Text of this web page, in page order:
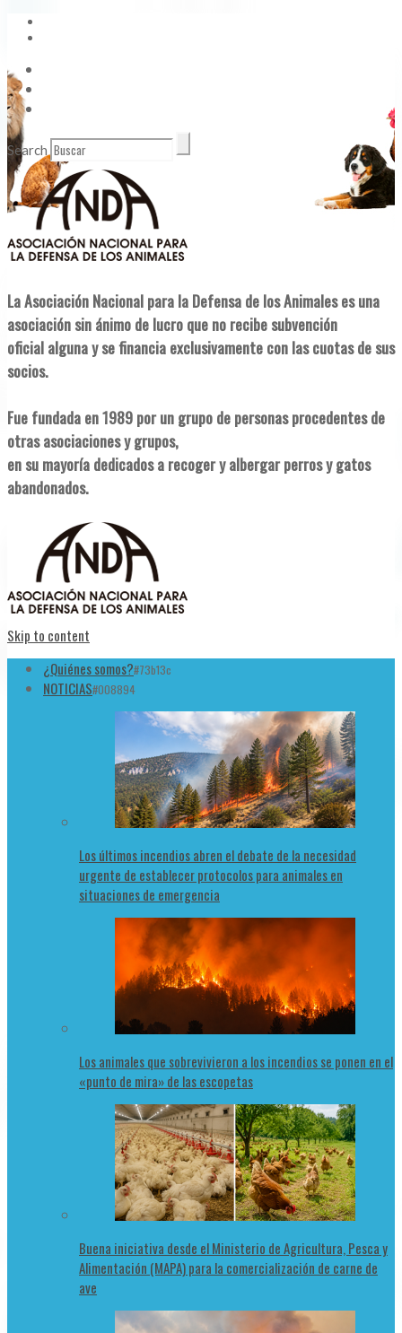
Search
La Asociación Nacional para la Defensa de los Animales es una
asociación sin ánimo de lucro que no recibe subvención
oficial alguna y se financia exclusivamente con las cuotas de sus
socios.
Fue fundada en 1989 por un grupo de personas procedentes de
otras asociaciones y grupos,
en su mayoría dedicados a recoger y albergar perros y gatos
abandonados.
Skip to content
¿Quiénes somos?#73b13c
NOTICIAS#008894
Los últimos incendios abren el debate de la necesidad
urgente de establecer protocolos para animales en
situaciones de emergencia
Los animales que sobrevivieron a los incendios se ponen en el
«punto de mira» de las escopetas
Buena iniciativa desde el Ministerio de Agricultura, Pesca y
Alimentación (MAPA) para la comercialización de carne de
ave